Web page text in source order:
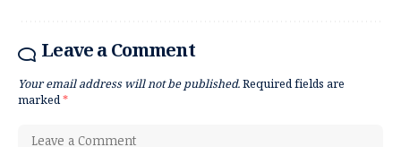
Leave a Comment
Your email address will not be published.Required fields are
marked*